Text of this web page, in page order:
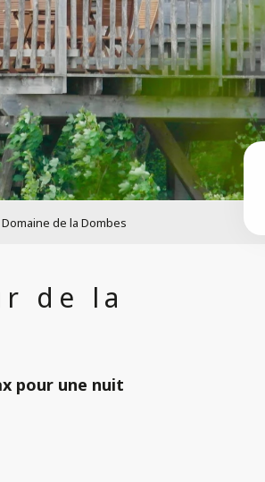
de la Dombes
de la
pour une nuit